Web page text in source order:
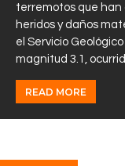
Noticias
Equipo
Sobre
terremotos que han
heridos y daños
el Servicio
magnitud 3.1,
READ MORE